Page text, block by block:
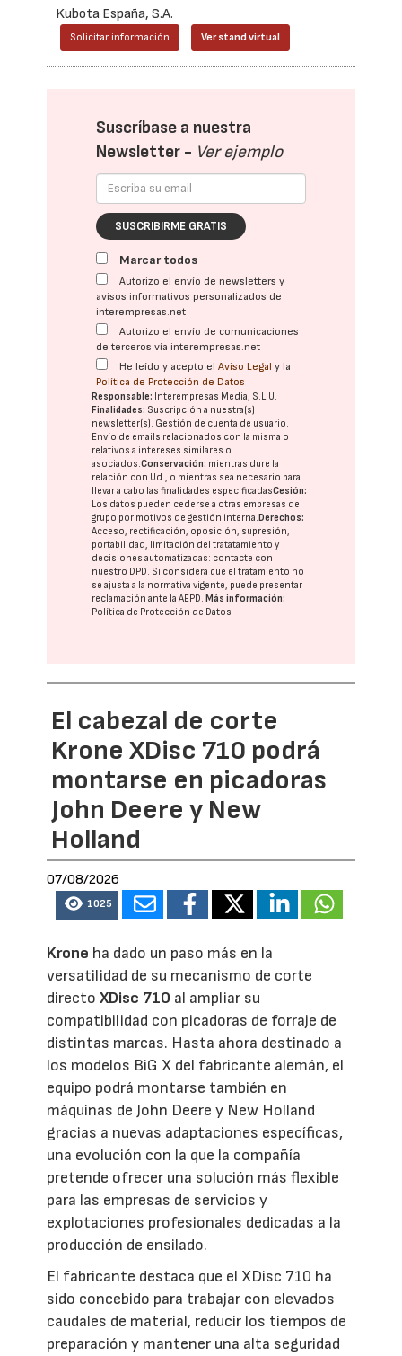
Kubota España, S.A.
Solicitar información Ver stand virtual
Suscríbase a nuestra
Newsletter - Ver ejemplo
SUSCRIBIRME GRATIS
Marcar todos
Autorizo el envío de newsletters y
avisos informativos personalizados de
interempresas.net
Autorizo el envío de comunicaciones
de terceros vía interempresas.net
He leído y acepto elAviso Legal y la
Política de Protección de Datos
Responsable: Interempresas Media, S.L.U.
Finalidades: Suscripción a nuestra(s)
newsletter(s). Gestión de cuenta de usuario.
Envío de emails relacionados con la misma o
relativos a intereses similares o
asociados.Conservación: mientras dure la
relación con Ud., o mientras sea necesario para
llevar a cabo las finalidades especificadasCesión:
Los datos pueden cederse a otras empresas del
grupo por motivos de gestión interna.Derechos:
Acceso, rectificación, oposición, supresión,
portabilidad, limitación del tratatamiento y
decisiones automatizadas: contacte con
nuestro DPD. Si considera que el tratamiento no
se ajusta a la normativa vigente, puede presentar
reclamación ante laAEPD.Más información:
Política de Protección de Datos
El cabezal de corte
Krone XDisc 710 podrá
montarse en picadoras
John Deere y New
Holland
07/08/2026
1025
Krone ha dado un paso más en la
versatilidad de su mecanismo de corte
directoXDisc 710 al ampliar su
compatibilidad con picadoras de forraje de
distintas marcas. Hasta ahora destinado a
los modelos BiG X del fabricante alemán, el
equipo podrá montarse también en
máquinas de John Deere y New Holland
gracias a nuevas adaptaciones específicas,
una evolución con la que la compañía
pretende ofrecer una solución más flexible
para las empresas de servicios y
explotaciones profesionales dedicadas a la
producción de ensilado.
El fabricante destaca que el XDisc 710 ha
sido concebido para trabajar con elevados
caudales de material, reducir los tiempos de
preparación y mantener una alta seguridad